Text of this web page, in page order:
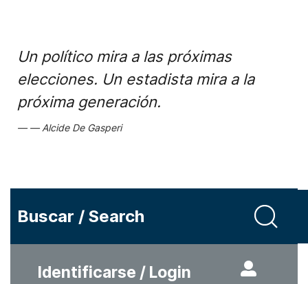
Un político mira a las próximas
elecciones. Un estadista mira a la
próxima generación.
Alcide De Gasperi
Buscar / Search
Identificarse / Login